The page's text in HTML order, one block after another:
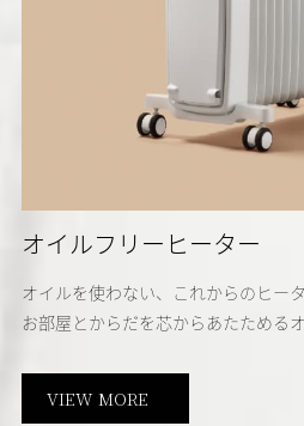
オイルフリーヒーター
オイルを使わない、これからのヒータ
お部屋とからだを芯からあたためる
VIEW MORE